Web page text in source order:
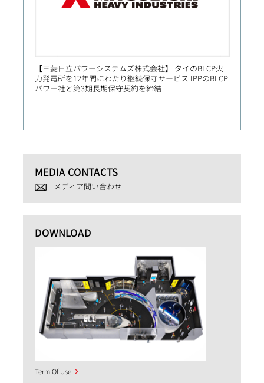
【三菱日立パワーシステムズ株式会社】 タイのBLCP火
力発電所を12年間にわたり継続保守サービス IPPのBLCP
パワー社と第3期長期保守契約を締結
MEDIA CONTACTS
メディア問い合わせ
DOWNLOAD
Term Of Use